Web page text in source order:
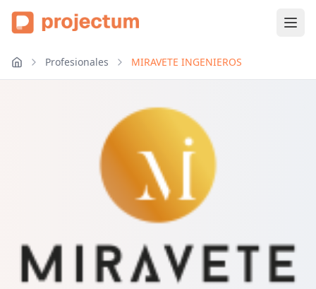
Profesionales MIRAVETE INGENIEROS